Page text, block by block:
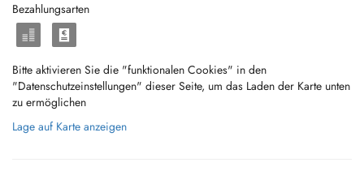
Bezahlungsarten
Bitte aktivieren Sie die "funktionalen Cookies" in den
"Datenschutzeinstellungen" dieser Seite, um das Laden der Karte unten
zu ermöglichen
Lage auf Karte anzeigen